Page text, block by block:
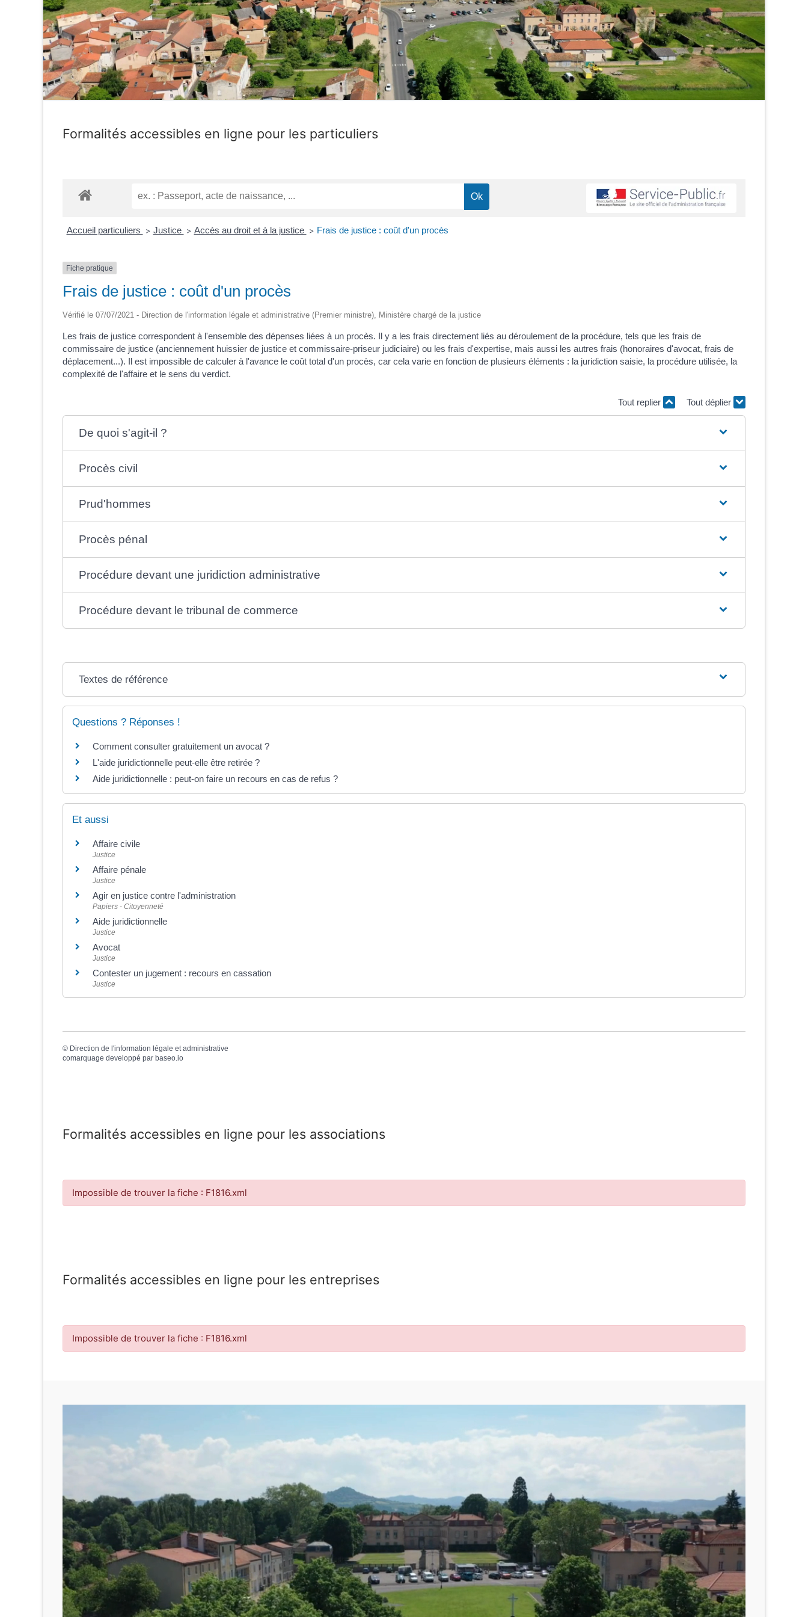
Formalités accessibles en ligne pour les particuliers
Accueil particuliers > Justice > Accès au droit et à la justice > Frais de justice : coût d'un procès
Fiche pratique
Frais de justice : coût d'un procès
Vérifié le 07/07/2021 - Direction de l'information légale et administrative (Premier ministre), Ministère chargé de la justice
Les frais de justice correspondent à l'ensemble des dépenses liées à un procès. Il y a les frais directement liés au déroulement de la procédure, tels que les frais de
commissaire de justice (anciennement huissier de justice et commissaire-priseur judiciaire) ou les frais d'expertise, mais aussi les autres frais (honoraires d'avocat, frais de
déplacement...). Il est impossible de calculer à l'avance le coût total d'un procès, car cela varie en fonction de plusieurs éléments : la juridiction saisie, la procédure utilisée, la
complexité de l'affaire et le sens du verdict.
Tout replier Tout déplier
De quoi s'agit-il ?
Procès civil
Prud'hommes
Procès pénal
Procédure devant une juridiction administrative
Procédure devant le tribunal de commerce
Textes de référence
Questions ? Réponses !
Comment consulter gratuitement un avocat ?
L'aide juridictionnelle peut-elle être retirée ?
Aide juridictionnelle : peut-on faire un recours en cas de refus ?
Et aussi
Affaire civile
Justice
Affaire pénale
Justice
Agir en justice contre l'administration
Papiers - Citoyenneté
Aide juridictionnelle
Justice
Avocat
Justice
Contester un jugement : recours en cassation
Justice
© Direction de l'information légale et administrative
comarquage developpé par baseo.io
Formalités accessibles en ligne pour les associations
Impossible de trouver la fiche : F1816.xml
Formalités accessibles en ligne pour les entreprises
Impossible de trouver la fiche : F1816.xml